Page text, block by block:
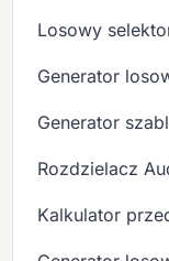
Losowy
Generator
Generator
Rozdzielacz
Kalkulator